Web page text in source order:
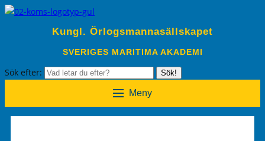
Kungl. Örlogsmannasällskapet
SVERIGES MARITIMA AKADEMI
Sök efter: Sök!
Meny